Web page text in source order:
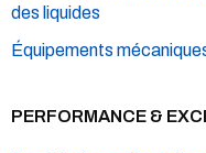
des liquides
Équipements
PERFORMANCE &